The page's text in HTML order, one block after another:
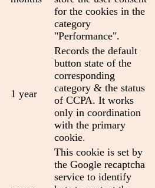
for the cookies in the
category
"Performance".
1 year
Records the default
button state of the
corresponding
category & the status
of CCPA. It works
only in coordination
with the primary
cookie.
This cookie is set by
the Google recaptcha
service to identify